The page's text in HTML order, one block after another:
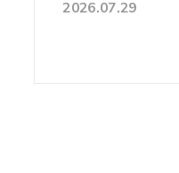
2026.07.29